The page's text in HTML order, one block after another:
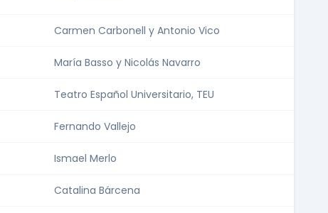
Carmen Carbonell y Antonio Vico
María Basso y Nicolás Navarro
Teatro Español Universitario, TEU
Fernando Vallejo
Ismael Merlo
Catalina Bárcena